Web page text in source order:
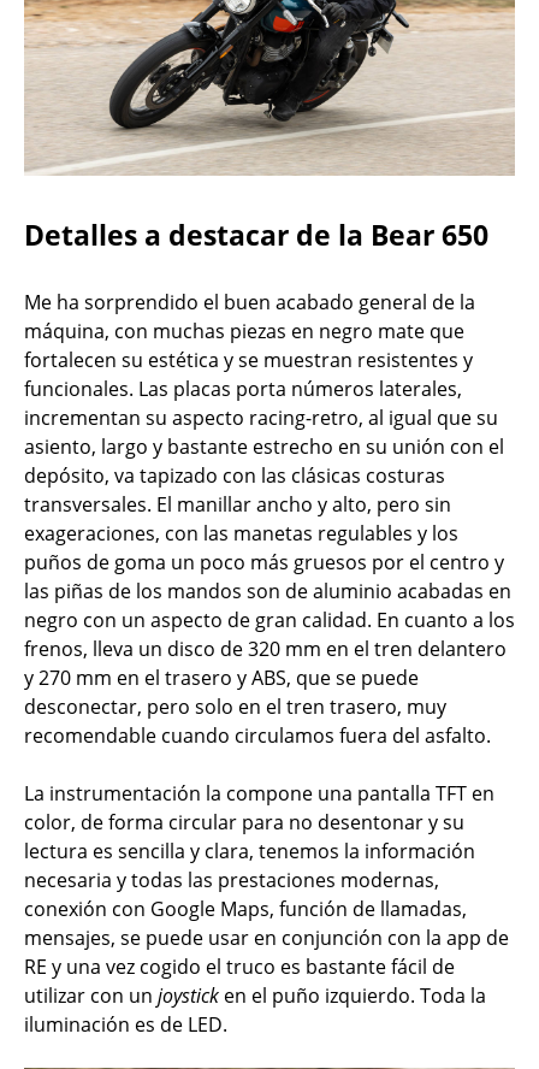
Detalles a destacar de la Bear 650
Me ha sorprendido el buen acabado general de la
máquina, con muchas piezas en negro mate que
fortalecen su estética y se muestran resistentes y
funcionales. Las placas porta números laterales,
incrementan su aspecto racing-retro, al igual que su
asiento, largo y bastante estrecho en su unión con el
depósito, va tapizado con las clásicas costuras
transversales. El manillar ancho y alto, pero sin
exageraciones, con las manetas regulables y los
puños de goma un poco más gruesos por el centro y
las piñas de los mandos son de aluminio acabadas en
negro con un aspecto de gran calidad. En cuanto a los
frenos, lleva un disco de 320 mm en el tren delantero
y 270 mm en el trasero y ABS, que se puede
desconectar, pero solo en el tren trasero, muy
recomendable cuando circulamos fuera del asfalto.
La instrumentación la compone una pantalla TFT en
color, de forma circular para no desentonar y su
lectura es sencilla y clara, tenemos la información
necesaria y todas las prestaciones modernas,
conexión con Google Maps, función de llamadas,
mensajes, se puede usar en conjunción con la app de
RE y una vez cogido el truco es bastante fácil de
utilizar con un joystick en el puño izquierdo. Toda la
iluminación es de LED.